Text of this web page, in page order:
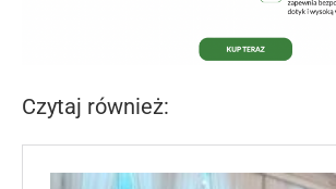
Czytaj również: